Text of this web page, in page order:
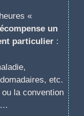
«
un
particulier :
etc.
la convention